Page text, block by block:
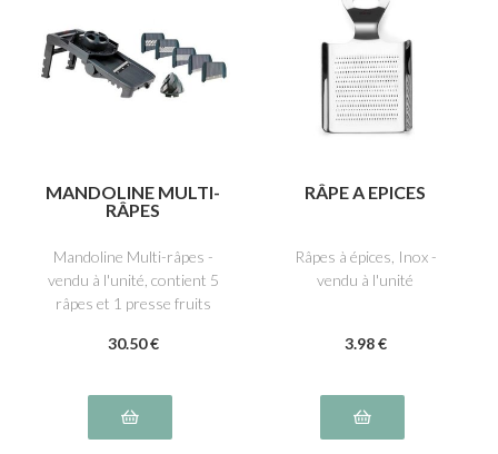
MANDOLINE MULTI-
RÂPES
Mandoline Multi-râpes -
vendu à l'unité, contient 5
râpes et 1 presse fruits
30.50 €
RÂPE A EPICES
Râpes à épices, Inox -
vendu à l'unité
3.98 €